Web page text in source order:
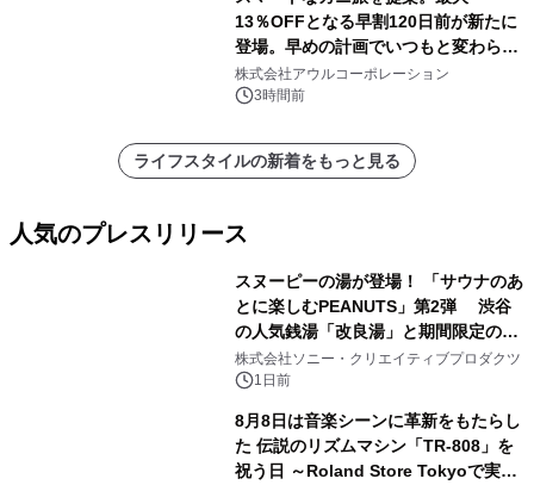
13％OFFとなる早割120日前が新たに
登場。早めの計画でいつもと変わらぬ
大人の冬旅を。ー夕日ヶ浦温泉「佳松
苑 別邸ふうか」ー
株式会社アウルコーポレーション
3時間前
ライフスタイルの新着をもっと見る
人気のプレスリリース
スヌーピーの湯が登場！ 「サウナのあ
とに楽しむPEANUTS」第2弾 渋谷
の人気銭湯「改良湯」と期間限定のコ
ラボレーション サウナイキタイコラ
ボグッズも発売決定！
株式会社ソニー・クリエイティブプロダクツ
1日前
8月8日は音楽シーンに革新をもたらし
た 伝説のリズムマシン「TR-808」を
祝う日 ～Roland Store Tokyoで実機